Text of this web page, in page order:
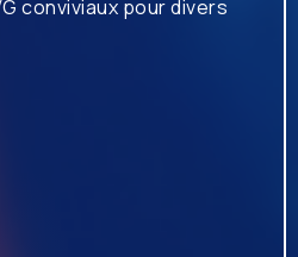
conviviaux pour divers